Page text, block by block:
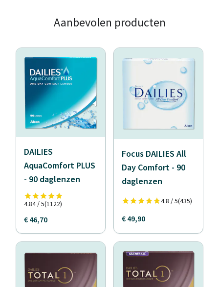
Aanbevolen producten
DAILIES
AquaComfort PLUS
- 90 daglenzen
4.84 / 5(1122)
€ 46,70
Focus DAILIES All
Day Comfort - 90
daglenzen
4.8 / 5(435)
€ 49,90